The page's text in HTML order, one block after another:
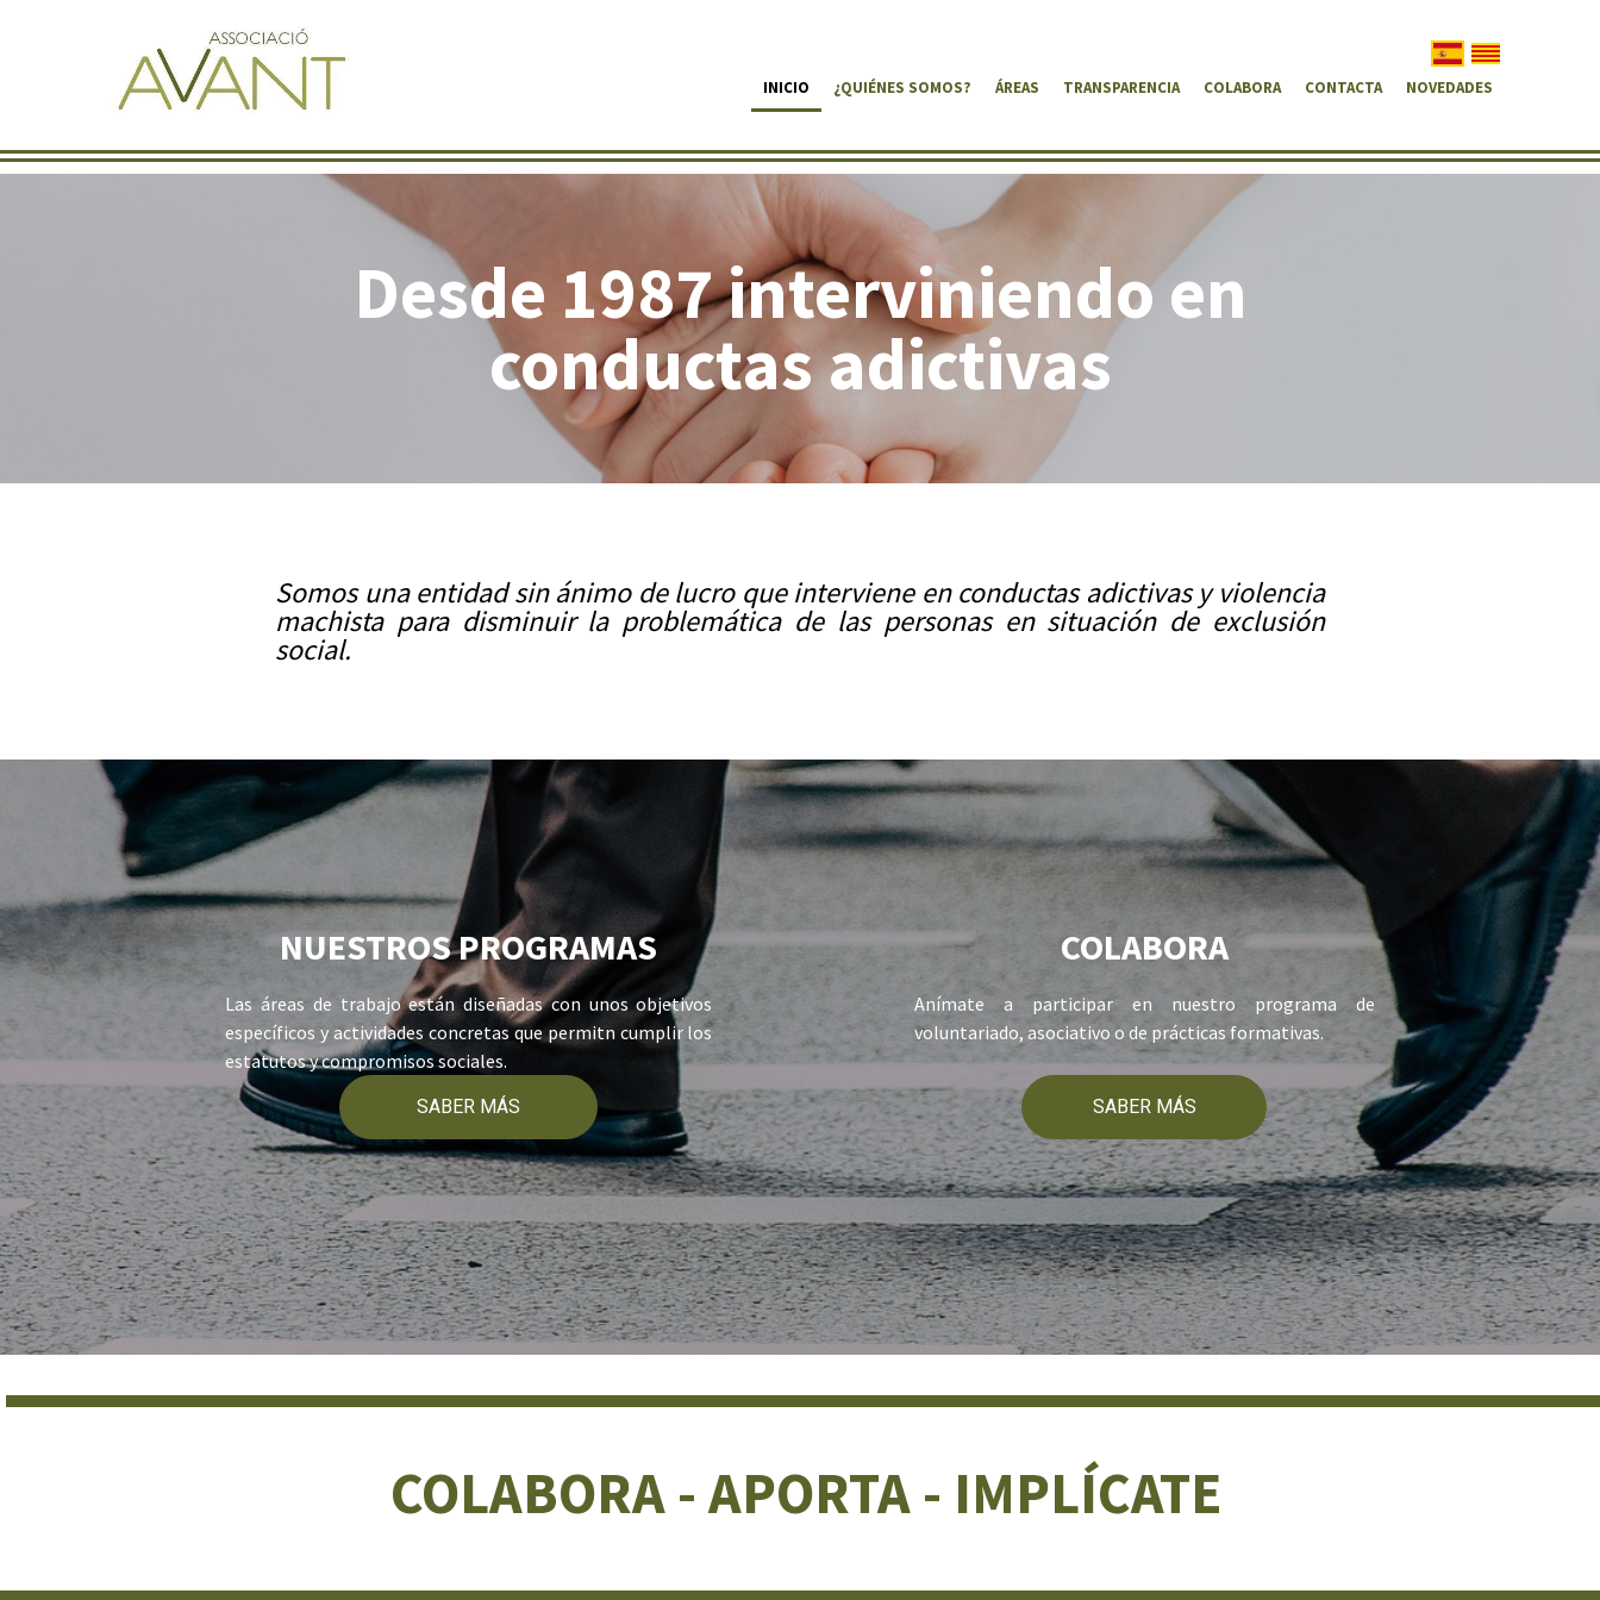
INICIO ¿QUIÉNES SOMOS? ÁREAS TRANSPARENCIA COLABORA CONTACTA NOVEDADES
Desde 1987 interviniendo en
conductas adictivas
Somos una entidad sin ánimo de lucro que interviene en conductas adictivas y violencia
machista para disminuir la problemática de las personas en situación de exclusión
social.
NUESTROS PROGRAMAS
Las áreas de trabajo están diseñadas con unos objetivos
específicos y actividades concretas que permitn cumplir los
estatutos y compromisos sociales.
SABER MÁS
COLABORA
Anímate a participar en nuestro programa de
voluntariado, asociativo o de prácticas formativas.
SABER MÁS
COLABORA - APORTA - IMPLÍCATE